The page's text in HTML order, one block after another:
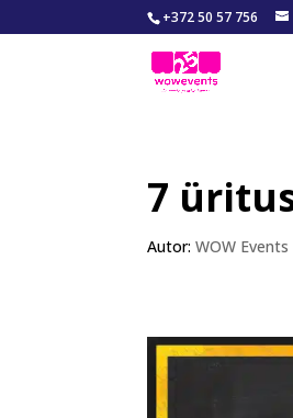
+372 50 57 756
7
Autor:WOW Events